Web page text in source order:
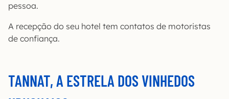
pessoa.
A recepção do seu hotel tem contatos de motoristas
de confiança.
TANNAT, A ESTRELA DOS VINHEDOS